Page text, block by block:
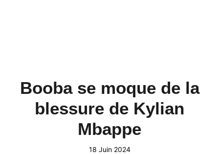
Booba se moque de la
blessure de Kylian
Mbappe
18 Juin 2024